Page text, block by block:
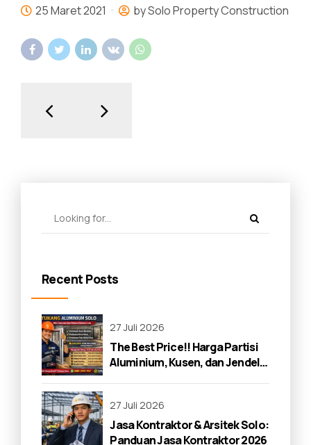
25 Maret 2021 by Solo Property Construction
Recent Posts
27 Juli 2026
The Best Price!! Harga Partisi
Aluminium, Kusen, dan Jendela
27 Juli 2026
Jasa Kontraktor & Arsitek Solo:
Panduan Jasa Kontraktor 2026